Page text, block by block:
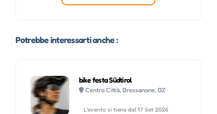
Potrebbe interessarti anche :
bike festa Südtirol
Centro Città, Bressanone, BZ
L'evento si tiene dal 17 Set 2026